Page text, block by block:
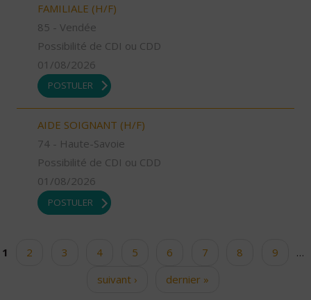
FAMILIALE (H/F)
85 - Vendée
Possibilité de CDI ou CDD
01/08/2026
POSTULER
AIDE SOIGNANT (H/F)
74 - Haute-Savoie
Possibilité de CDI ou CDD
01/08/2026
POSTULER
Pages
1 2 3 4 5 6 7 8 9
…
suivant ›
dernier »